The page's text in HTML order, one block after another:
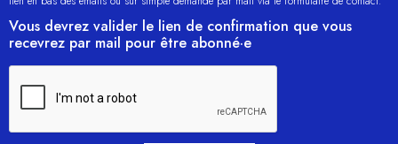
Vous devrez valider le lien de confirmation que vous
recevrez par mail pour être abonné·e